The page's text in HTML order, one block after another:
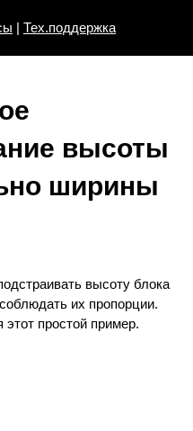
| Тех.поддержка
высоты
ширины
высоту блока
их пропорции.
этот простой пример.